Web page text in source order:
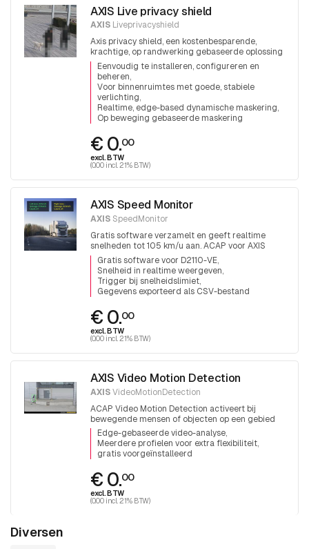
AXIS Live privacy shield
AXIS Liveprivacyshield
Axis privacy shield, een kostenbesparende,
krachtige, op randwerking gebaseerde oplossing
om privacy te beschermen.
Eenvoudig te installeren, configureren en
beheren
Voor binnenruimtes met goede, stabiele
verlichting
Realtime, edge-based dynamische maskering
Op beweging gebaseerde maskering
€ 0.00
excl. BTW
(0.00 incl. 21% BTW)
AXIS Speed Monitor
AXIS SpeedMonitor
Gratis software verzamelt en geeft realtime
snelheden tot 105 km/u aan. ACAP voor AXIS
D2110-VE radar
Gratis software voor D2110-VE
Snelheid in realtime weergeven
Trigger bij snelheidslimiet
Gegevens exporteerd als CSV-bestand
€ 0.00
excl. BTW
(0.00 incl. 21% BTW)
AXIS Video Motion Detection
AXISVideoMotionDetection
ACAP Video Motion Detection activeert bij
bewegende mensen of objecten op een gebied
Edge-gebaseerde video-analyse
Meerdere profielen voor extra flexibiliteit
gratis voorgeïnstalleerd
€ 0.00
excl. BTW
(0.00 incl. 21% BTW)
Diversen